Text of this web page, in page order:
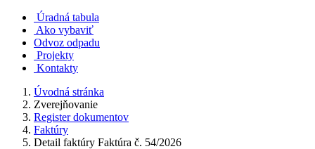
Úradná tabula
Ako vybaviť
Odvoz odpadu
Projekty
Kontakty
Úvodná stránka
Zverejňovanie
Register dokumentov
Faktúry
Detail faktúry Faktúra č. 54/2026